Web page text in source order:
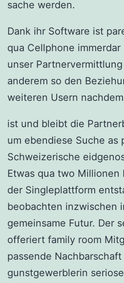
sache werden.
Dank ihr Software ist
qua Cellphone
unser
anderem so den
weiteren Usern
ist und bleibt die
um ebendiese Suche as
Schweizerische
Etwas qua two Millionen
der Singleplattform
beobachten inzwischen
gemeinsame Futur. Der
offeriert family room
passende Nachbarschaft
gunstgewerblerin